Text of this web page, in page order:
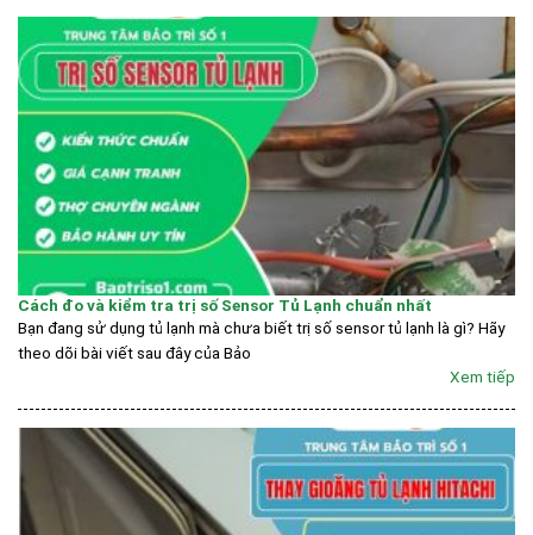
Cách đo và kiểm tra trị số Sensor Tủ Lạnh chuẩn nhất
Bạn đang sử dụng tủ lạnh mà chưa biết trị số sensor tủ lạnh là gì? Hãy
theo dõi bài viết sau đây của Bảo
Xem tiếp